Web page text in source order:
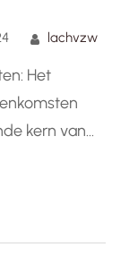
lachvzw
Het
kern van